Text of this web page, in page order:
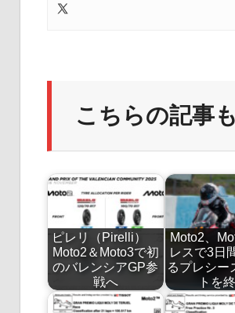
こちらの記事
ピレリ（Pirelli）
Moto2＆Moto3で初
のバレンシアGP参
戦へ
Moto2、
レスで3日
るプレシー
トを